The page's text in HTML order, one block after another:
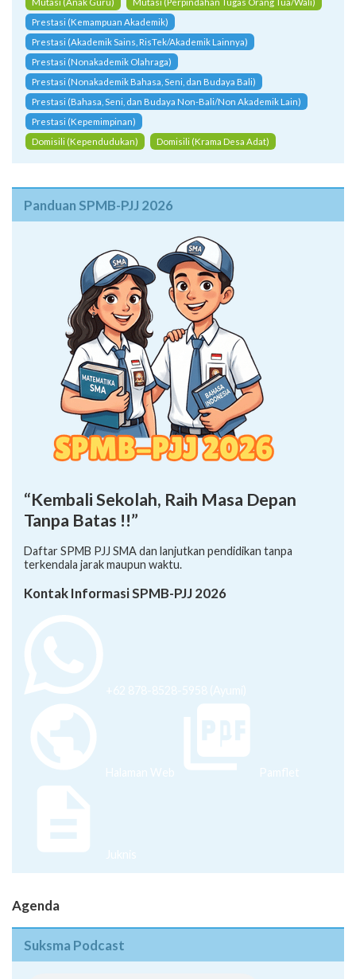
Prestasi (Kemampuan Akademik)
Prestasi (Akademik Sains, RisTek/Akademik Lainnya)
Prestasi (Nonakademik Olahraga)
Prestasi (Nonakademik Bahasa, Seni, dan Budaya Bali)
Prestasi (Bahasa, Seni, dan Budaya Non-Bali/Non Akademik Lain)
Prestasi (Kepemimpinan)
Domisili (Kependudukan)
Domisili (Krama Desa Adat)
Panduan SPMB-PJJ 2026
“Kembali Sekolah, Raih Masa Depan
Tanpa Batas !!”
Daftar SPMB PJJ SMA dan lanjutkan pendidikan tanpa
terkendala jarak maupun waktu.
Kontak Informasi SPMB-PJJ 2026
+62 878-8528-5958 (Ayumi)
Halaman Web Pamflet
Juknis
Agenda
Suksma Podcast